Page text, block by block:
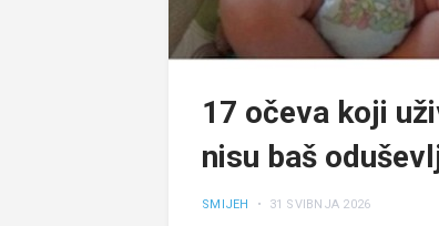
17 očeva koji
nisu baš
SMIJEH • 31 SVIBNJA 2026